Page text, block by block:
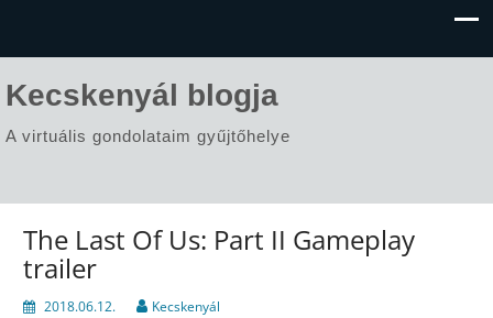
Kecskenyál blogja
A virtuális gondolataim gyűjtőhelye
The Last Of Us: Part II Gameplay
trailer
2018.06.12. Kecskenyál